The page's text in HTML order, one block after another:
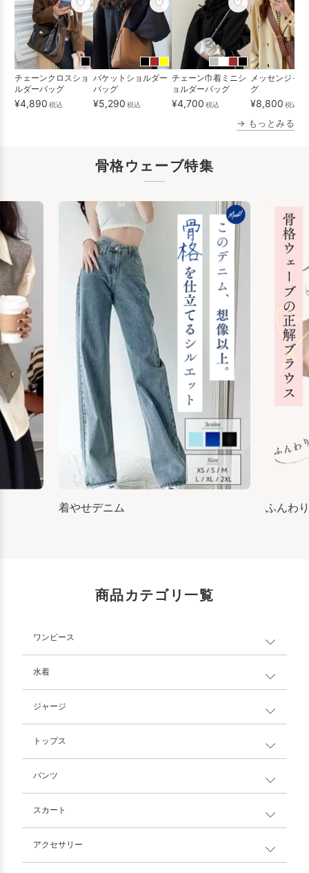
チェーンクロスショ
ルダーバッグ
¥4,890 税込
バケットショルダー
バッグ
¥5,290 税込
チェーン巾着ミニシ
ョルダーバッグ
¥4,700 税込
メッセンジャ
グ
¥8,800 税込
→ もっとみる
骨格ウェーブ特集
着やせデニム ふんわ
商品カテゴリ一覧
ワンピース
水着
ジャージ
トップス
パンツ
スカート
アクセサリー